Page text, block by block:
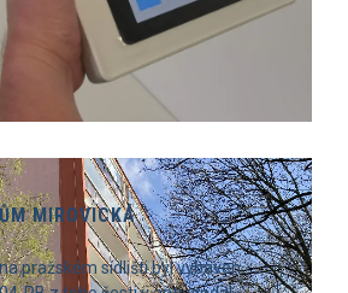
MIROVICKÁ
pražském sídlišti byl vybaven